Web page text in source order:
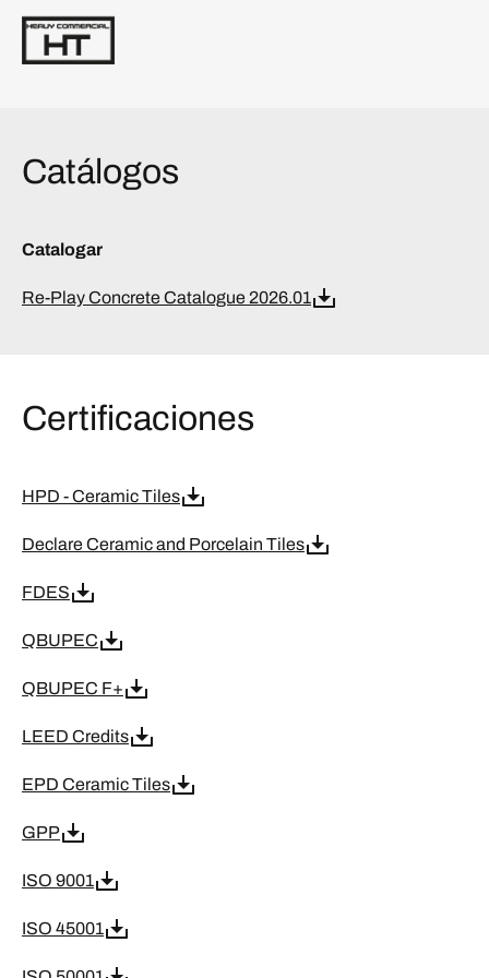
Catálogos
Catalogar
Re-Play Concrete Catalogue 2026.01
Certificaciones
HPD - Ceramic Tiles
Declare Ceramic and Porcelain Tiles
FDES
QBUPEC
QBUPEC F+
LEED Credits
EPD Ceramic Tiles
GPP
ISO 9001
ISO 45001